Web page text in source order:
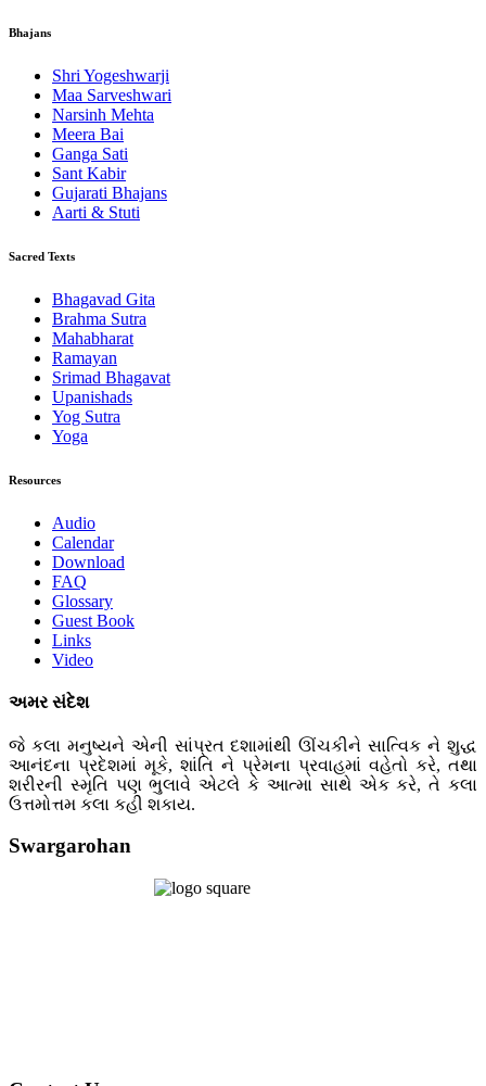
Bhajans
Shri Yogeshwarji
Maa Sarveshwari
Narsinh Mehta
Meera Bai
Ganga Sati
Sant Kabir
Gujarati Bhajans
Aarti & Stuti
Sacred Texts
Bhagavad Gita
Brahma Sutra
Mahabharat
Ramayan
Srimad Bhagavat
Upanishads
Yog Sutra
Yoga
Resources
Audio
Calendar
Download
FAQ
Glossary
Guest Book
Links
Video
અમર સંદેશ
જે કલા મનુષ્યને એની સાંપ્રત દશામાંથી ઊંચકીને સાત્વિક ને શુદ્ધ
આનંદના પ્રદેશમાં મૂકે, શાંતિ ને પ્રેમના પ્રવાહમાં વહેતો કરે, તથા
શરીરની સ્મૃતિ પણ ભુલાવે એટલે કે આત્મા સાથે એક કરે, તે કલા
ઉત્તમોત્તમ કલા કહી શકાય.
Swargarohan